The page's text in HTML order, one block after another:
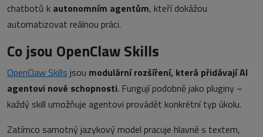
chatbotů k autonomním agentům, kteří dokážou
automatizovat reálnou práci.
Co jsou OpenClaw Skills
OpenClaw Skills jsou modulární rozšíření, která přidávají AI
agentovi nové schopnosti. Fungují podobně jako pluginy –
každý skill umožňuje agentovi provádět konkrétní typ úkolu.
Zatímco samotný jazykový model pracuje hlavně s textem,